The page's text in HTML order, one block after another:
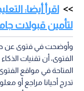
اقرأ أيضا:
لتأمين قبولات
وأوضحت في فتوى عن
الفتوى، أن تقنيات
المتاحة في مواقع
تدرج أحيانا مراجع أو